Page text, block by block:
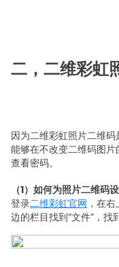
二，二维彩虹
因为二维彩虹照片二维码
能够在不改变二维码图
查看密码。
（1）如何为照片二维码
登录二维彩虹官网 ，在
边的栏目找到“文件”，找